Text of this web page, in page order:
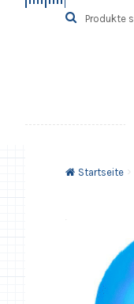
Zur
Navigation
Springe
zum
Suche
nach:
SUCHE
Startseite